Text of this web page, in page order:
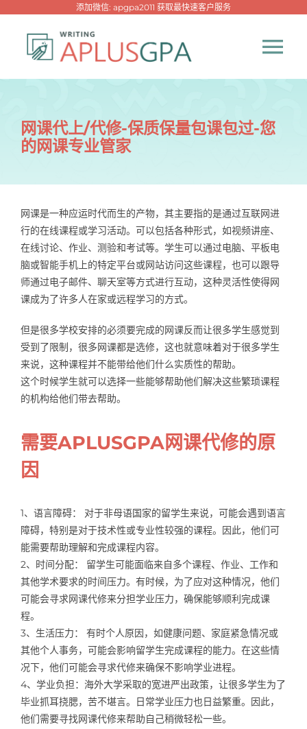
添加微信: apgpa2011 获取最快速客户服务
热门代写
网课专家
代写资讯 New！
Samples Hot!
网课代上/代修-保质保量包课包过-您
的网课专业管家
网课是一种应运时代而生的产物，其主要指的是通过互联网进
行的在线课程或学习活动。可以包括各种形式，如视频讲座、
在线讨论、作业、测验和考试等。学生可以通过电脑、平板电
脑或智能手机上的特定平台或网站访问这些课程，也可以跟导
师通过电子邮件、聊天室等方式进行互动，这种灵活性使得网
课成为了许多人在家或远程学习的方式。
但是很多学校安排的必须要完成的网课反而让很多学生感觉到
受到了限制，很多网课都是选修，这也就意味着对于很多学生
来说，这种课程并不能带给他们什么实质性的帮助。
这个时候学生就可以选择一些能够帮助他们解决这些繁琐课程
的机构给他们带去帮助。
需要APLUSGPA网课代修的原
因
1、语言障碍： 对于非母语国家的留学生来说，可能会遇到语言
障碍，特别是对于技术性或专业性较强的课程。因此，他们可
能需要帮助理解和完成课程内容。
2、时间分配： 留学生可能面临来自多个课程、作业、工作和
其他学术要求的时间压力。有时候，为了应对这种情况，他们
可能会寻求网课代修来分担学业压力，确保能够顺利完成课
程。
3、生活压力： 有时个人原因，如健康问题、家庭紧急情况或
其他个人事务，可能会影响留学生完成课程的能力。在这些情
况下，他们可能会寻求代修来确保不影响学业进程。
4、学业负担：海外大学采取的宽进严出政策，让很多学生为了
毕业抓耳挠腮，苦不堪言。日常学业压力也日益繁重。因此，
他们需要寻找网课代修来帮助自己稍微轻松一些。